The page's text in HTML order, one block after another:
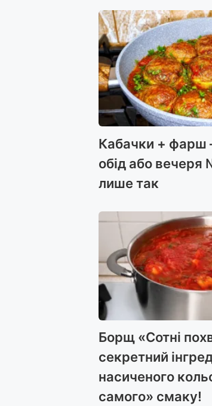
Кабачки + фарш
обід або вечеря
лише так
Борщ «Сотні
секретний
насиченого
самого» смаку!